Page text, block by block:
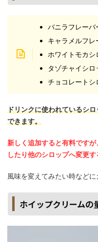
バニラフレーバ
キャラメルフ
ホワイトモカシ
タゾチャイシロ
チョコレートシ
ドリンクに使われているシ
できます。
新しく追加すると有料です
したり他のシロップへ変更
風味を変えてみたい時などに
ホイップクリームの